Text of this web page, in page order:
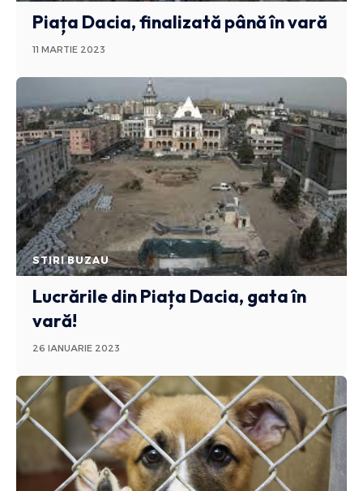
Piața Dacia, finalizată până în vară
11 MARTIE 2023
STIRI BUZAU
Lucrările din Piața Dacia, gata în
vară!
26 IANUARIE 2023